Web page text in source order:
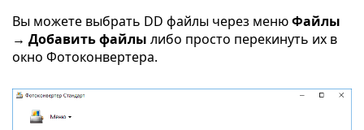
Вы можете выбрать DD файлы через менюФайлы
→ Добавить файлы либо просто перекинуть их в
окно Фотоконвертера.